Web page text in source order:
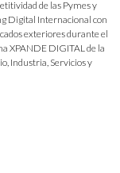
de las Pymes y
Digital Internacional con
exteriores durante el
XPANDE DIGITAL de la
Industria, Servicios y